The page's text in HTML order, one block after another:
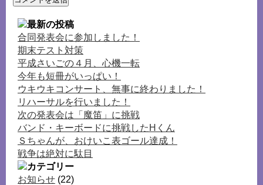
合同発表会に参加しました！
期末テスト対策
平成さいごの４月、心機一転
今年も短冊がいっぱい！
ウキウキコンサート、無事に終わりました！
リハーサルを行いました！
次の発表会は「魔笛」に挑戦
バンド・キーボードに挑戦したHくん
Ｓちゃんが、おけいこ表ゴール達成！
戦争は絶対に駄目
お知らせ (22)